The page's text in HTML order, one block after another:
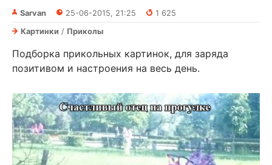
Sarvan 25-06-2015, 21:25
1 625
Картинки / Приколы
Подборка прикольных картинок, для заряда
позитивом и настроения на весь день.